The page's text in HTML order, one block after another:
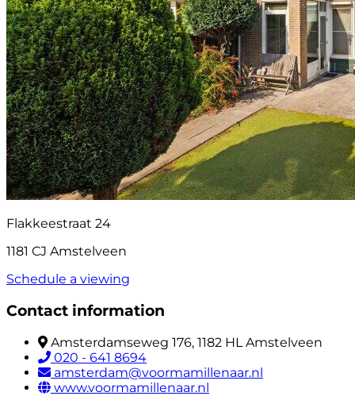
Flakkeestraat 24
1181 CJ Amstelveen
Schedule a viewing
Contact information
Amsterdamseweg 176, 1182 HL Amstelveen
020 - 641 8694
amsterdam@voormamillenaar.nl
www.voormamillenaar.nl